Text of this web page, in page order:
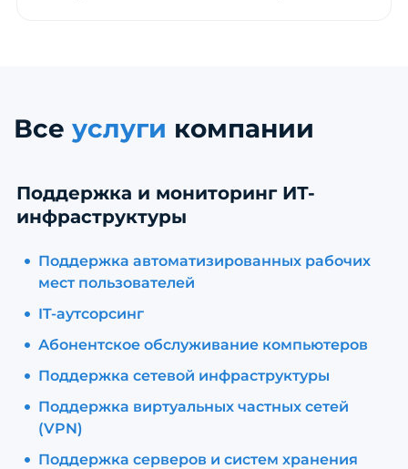
Все услуги компании
Поддержка и мониторинг ИТ-
инфраструктуры
Поддержка автоматизированных рабочих
мест пользователей
IT-аутсорсинг
Абонентское обслуживание компьютеров
Поддержка сетевой инфраструктуры
Поддержка виртуальных частных сетей
(VPN)
Поддержка серверов и систем хранения